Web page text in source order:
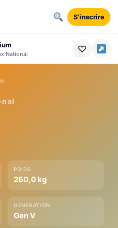
S'inscrire
National ♡
POIDS
260,0 kg
GÉNÉRATION
Gen V